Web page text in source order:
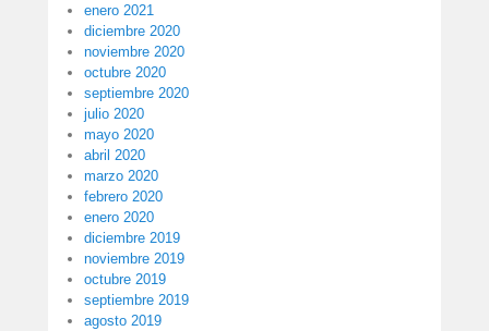
enero 2021
diciembre 2020
noviembre 2020
octubre 2020
septiembre 2020
julio 2020
mayo 2020
abril 2020
marzo 2020
febrero 2020
enero 2020
diciembre 2019
noviembre 2019
octubre 2019
septiembre 2019
agosto 2019